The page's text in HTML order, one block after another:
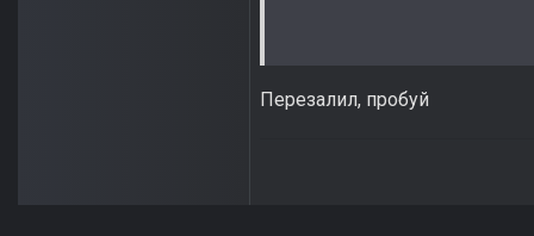
Перезалил, пробуй